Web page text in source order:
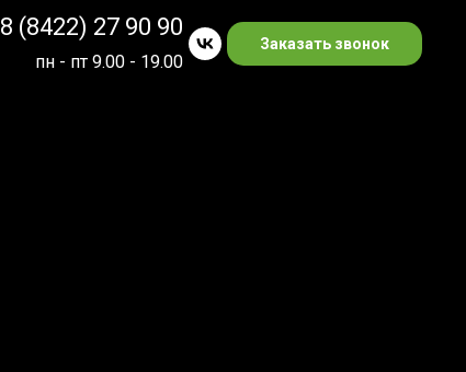
8 (8422) 27 90 90
пн - пт 9.00 - 19.00
Заказать звонок